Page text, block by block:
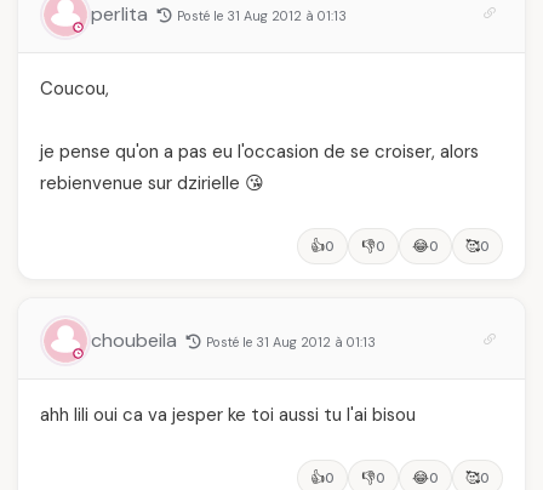
perlita Posté le 31 Aug 2012 à 01:13
Coucou,
je pense qu'on a pas eu l'occasion de se croiser, alors
rebienvenue sur dzirielle 😘
👍0 👎0 😂0 🥰0
choubeila Posté le 31 Aug 2012 à 01:13
ahh lili oui ca va jesper ke toi aussi tu l'ai bisou
👍0 👎0 😂0 🥰0